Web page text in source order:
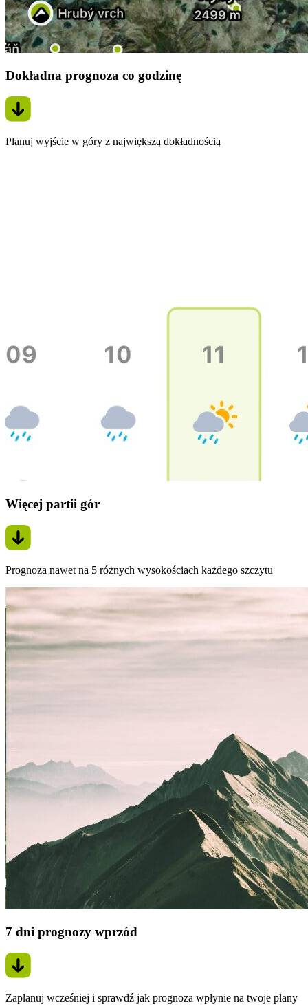
Dokładna prognoza co godzinę
Planuj wyjście w góry z największą dokładnością
Więcej partii gór
Prognoza nawet na 5 różnych wysokościach każdego szczytu
7 dni prognozy wprzód
Zaplanuj wcześniej i sprawdź jak prognoza wpłynie na twoje plany